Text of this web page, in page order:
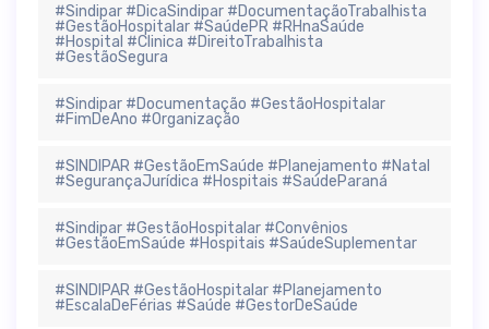
#Sindipar #DicaSindipar #DocumentaçãoTrabalhista
#GestãoHospitalar #SaúdePR #RHnaSaúde
#Hospital #Clinica #DireitoTrabalhista
#GestãoSegura
#Sindipar #Documentação #GestãoHospitalar
#FimDeAno #Organização
#SINDIPAR #GestãoEmSaúde #Planejamento #Natal
#SegurançaJurídica #Hospitais #SaúdeParaná
#Sindipar #GestãoHospitalar #Convênios
#GestãoEmSaúde #Hospitais #SaúdeSuplementar
#SINDIPAR #GestãoHospitalar #Planejamento
#EscalaDeFérias #Saúde #GestorDeSaúde